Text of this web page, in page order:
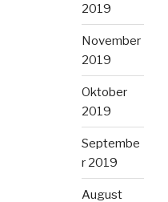
2019
November
2019
Oktober
2019
Septembe
r 2019
August